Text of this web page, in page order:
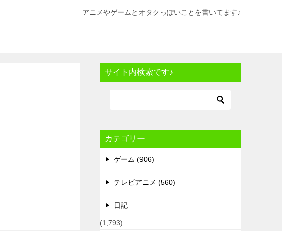
アニメやゲームとオタクっぽいことを書いてます♪
サイト内検索です♪
カテゴリー
ゲーム (906)
テレビアニメ (560)
日記
(1,793)